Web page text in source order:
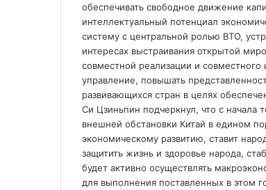
обеспечивать свободное движение
интеллектуальный потенциал
систему с центральной ролью ВТО,
интересах выстраивания открытой
совместной реализации и совместного
управление, повышать
развивающихся стран в целях
Си Цзиньпин подчеркнул, что с начала
внешней обстановки Китай в едином
экономическому развитию, ставит
защитить жизнь и здоровье народа,
будет активно осуществлять
для выполнения поставленных в этом